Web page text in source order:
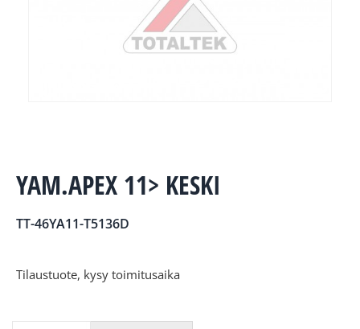
YAM.APEX 11> KESKI
TT-46YA11-T5136D
Tilaustuote, kysy toimitusaika